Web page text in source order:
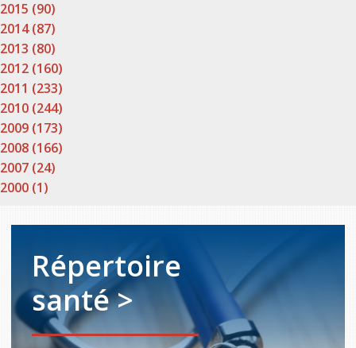
2015 (90)
2014 (87)
2013 (80)
2012 (160)
2011 (233)
2010 (244)
2009 (173)
2008 (166)
2007 (24)
2000 (1)
Répertoire
santé >